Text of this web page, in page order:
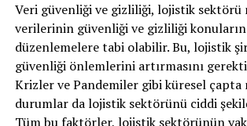
Veri güvenliği ve gizliliği, lojistik sektörü
verilerinin güvenliği ve gizliliği
düzenlemelere tabi olabilir. Bu, lojistik
güvenliği önlemlerini artırmasını
Krizler ve Pandemiler gibi küresel çapta
durumlar da lojistik sektörünü ciddi
Tüm bu faktörler, lojistik sektörünün